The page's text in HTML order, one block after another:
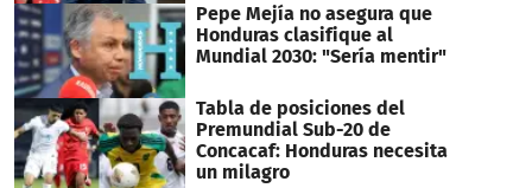
Pepe Mejía no asegura que
Honduras clasifique al
Mundial 2030: "Sería mentir"
Tabla de posiciones del
Premundial Sub-20 de
Concacaf: Honduras necesita
un milagro